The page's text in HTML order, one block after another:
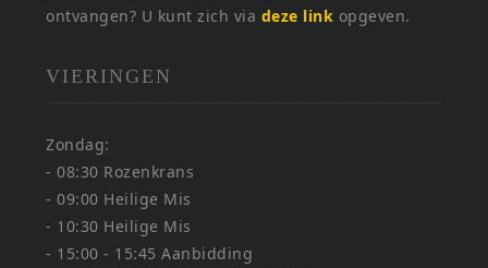
ontvangen? U kunt zich via deze link opgeven.
VIERINGEN
Zondag:
- 08:30 Rozenkrans
- 09:00 Heilige Mis
- 10:30 Heilige Mis
- 15:00 - 15:45 Aanbidding